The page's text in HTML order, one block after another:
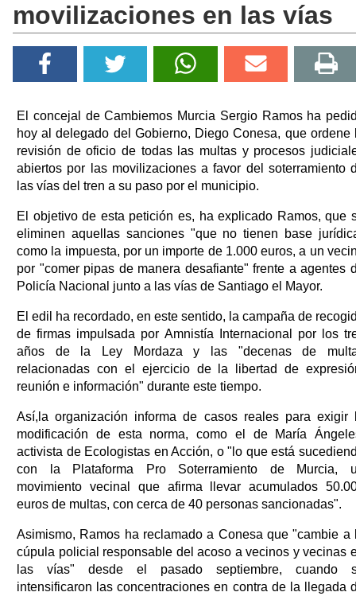
movilizaciones en las vías
El concejal de Cambiemos Murcia Sergio Ramos ha
hoy al delegado del Gobierno, Diego Conesa, que ordene
revisión de oficio de todas las multas y procesos
abiertos por las movilizaciones a favor del soterramiento
las vías del tren a su paso por el municipio.
El objetivo de esta petición es, ha explicado Ramos, que
eliminen aquellas sanciones "que no tienen base
como la impuesta, por un importe de 1.000 euros, a un
por "comer pipas de manera desafiante" frente a agentes
Policía Nacional junto a las vías de Santiago el Mayor.
El edil ha recordado, en este sentido, la campaña de
de firmas impulsada por Amnistía Internacional por los
años de la Ley Mordaza y las "decenas de
relacionadas con el ejercicio de la libertad de
reunión e información" durante este tiempo.
Así,la organización informa de casos reales para exigir
modificación de esta norma, como el de María
activista de Ecologistas en Acción, o "lo que está
con la Plataforma Pro Soterramiento de Murcia,
movimiento vecinal que afirma llevar acumulados
euros de multas, con cerca de 40 personas sancionadas".
Asimismo, Ramos ha reclamado a Conesa que "cambie a
cúpula policial responsable del acoso a vecinos y vecinas
las vías" desde el pasado septiembre, cuando
intensificaron las concentraciones en contra de la llegada